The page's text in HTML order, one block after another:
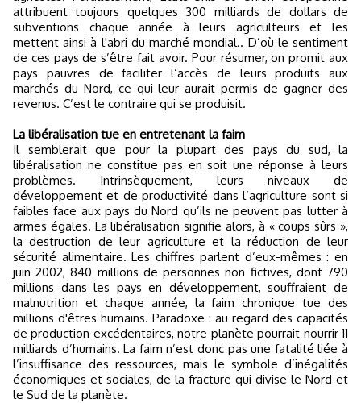
attribuent toujours quelques 300 milliards de dollars de
subventions chaque année à leurs agriculteurs et les
mettent ainsi à l'abri du marché mondial.. D’où le sentiment
de ces pays de s’être fait avoir. Pour résumer, on promit aux
pays pauvres de faciliter l’accès de leurs produits aux
marchés du Nord, ce qui leur aurait permis de gagner des
revenus. C’est le contraire qui se produisit.
La libéralisation tue en entretenant la faim
Il semblerait que pour la plupart des pays du sud, la
libéralisation ne constitue pas en soit une réponse à leurs
problèmes. Intrinsèquement, leurs niveaux de
développement et de productivité dans l’agriculture sont si
faibles face aux pays du Nord qu’ils ne peuvent pas lutter à
armes égales. La libéralisation signifie alors, à « coups sûrs »,
la destruction de leur agriculture et la réduction de leur
sécurité alimentaire. Les chiffres parlent d’eux-mêmes : en
juin 2002, 840 millions de personnes non fictives, dont 790
millions dans les pays en développement, souffraient de
malnutrition et chaque année, la faim chronique tue des
millions d'êtres humains. Paradoxe : au regard des capacités
de production excédentaires, notre planète pourrait nourrir 11
milliards d’humains. La faim n’est donc pas une fatalité liée à
l’insuffisance des ressources, mais le symbole d’inégalités
économiques et sociales, de la fracture qui divise le Nord et
le Sud de la planète.